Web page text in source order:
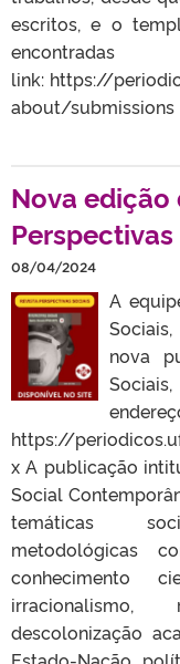
escritos, e o
link: https://
about/submissions
Nova
08/04/2024
A
nova
https://
x A publicação
Social
temáticas
conhecimento
irracionalismo,
descolonização
Estado-Nação,